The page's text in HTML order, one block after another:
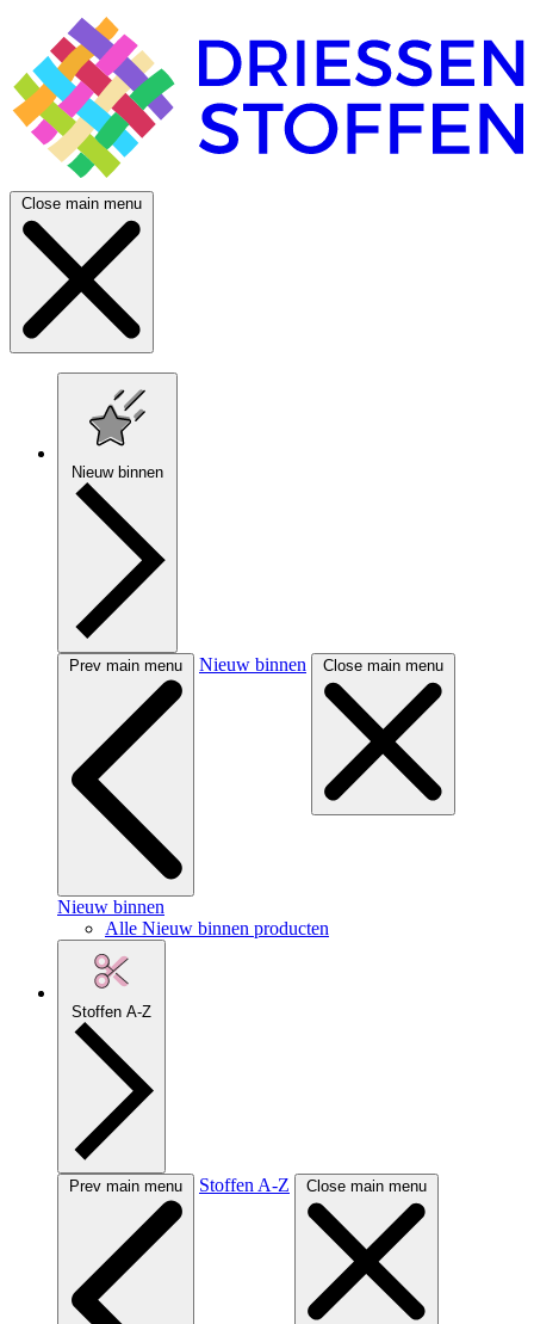
Close main menu
Nieuw binnen
Prev main menu Nieuw binnen Close main menu
Nieuw binnen
Alle Nieuw binnen producten
Stoffen A-Z
Prev main menu Stoffen A-Z Close main menu